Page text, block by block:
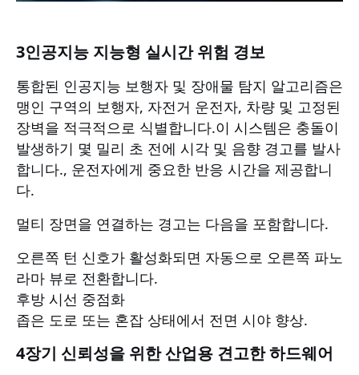
3인공지능 지능형 실시간 위험 경보
통합된 인공지능 보행자 및 장애물 탐지 알고리즘은
맹인 구역의 보행자, 자전거 운전자, 차량 및 고정된
장벽을 적극적으로 식별합니다.이 시스템은 충돌이
발생하기 몇 밀리 초 전에 시각 및 음향 경고를 발사
합니다., 운전자에게 중요한 반응 시간을 제공합니
다.
멀티 장면을 연결하는 경고는 다음을 포함합니다.
오른쪽 턴 신호가 활성화되면 자동으로 오른쪽 파노
라마 뷰로 전환합니다.
후방 시선 중점화
좁은 도로 또는 혼잡 상태에서 전면 시야 향상.
4장기 신뢰성을 위한 산업용 견고한 하드웨어